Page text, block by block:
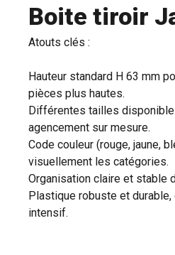
Boite tiroir
Atouts clés :
Hauteur standard H 63 mm
pièces plus hautes.
Différentes tailles
agencement sur mesure.
Code couleur (rouge, jaune,
visuellement les catégories.
Organisation claire et stable
Plastique robuste et durable,
intensif.